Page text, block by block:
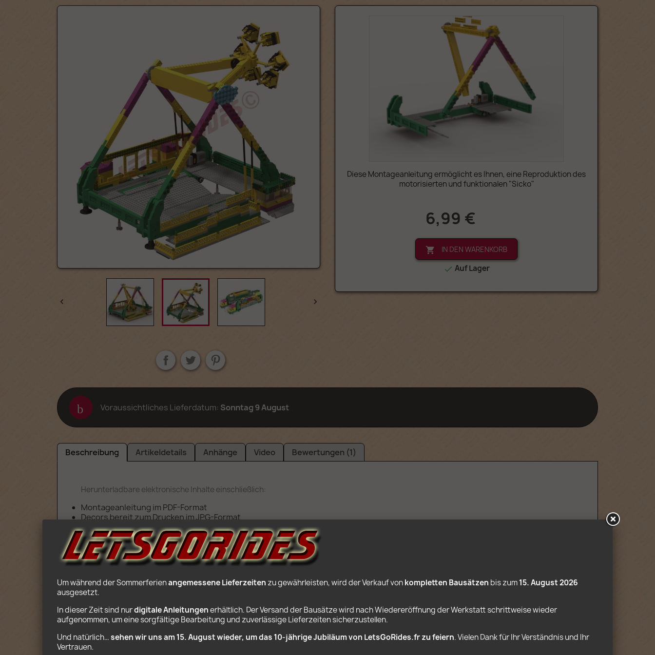
 
Diese Montageanleitung ermöglicht es Ihnen, eine Reproduktion des
motorisierten und funktionalen "Sicko"
6,99 €
 IN DEN WARENKORB
 Auf Lager
Voraussichtliches Lieferdatum: Sonntag 9 August
Beschreibung Artikeldetails Anhänge Video Bewertungen (1)
Herunterladbare elektronische Inhalte einschließlich:
Montageanleitung im PDF-Format
Decors bereit zum Drucken im JPG-Format
Liste der für den Bau erforderlichen Teile
Indikationen für Klappfahrzeug-Anziehung
Achtung: Sie erwerben Montageanweisungen. Für diesen Preis werden Lego-Teile offensichtlich nicht geliefert.
BELIEBTE PRODUKTE
Um während der Sommerferien angemessene Lieferzeiten zu gewährleisten, wird der Verkauf von kompletten Bausätzen bis zum 15. August 2026
ausgesetzt.
In dieser Zeit sind nur digitale Anleitungen erhältlich. Der Versand der Bausätze wird nach Wiedereröffnung der Werkstatt schrittweise wieder
aufgenommen, um eine sorgfältige Bearbeitung und zuverlässige Lieferzeiten sicherzustellen.
Und natürlich… sehen wir uns am 15. August wieder, um das 10‑jährige Jubiläum von LetsGoRides.fr zu feiern. Vielen Dank für Ihr Verständnis und Ihr
Vertrauen.